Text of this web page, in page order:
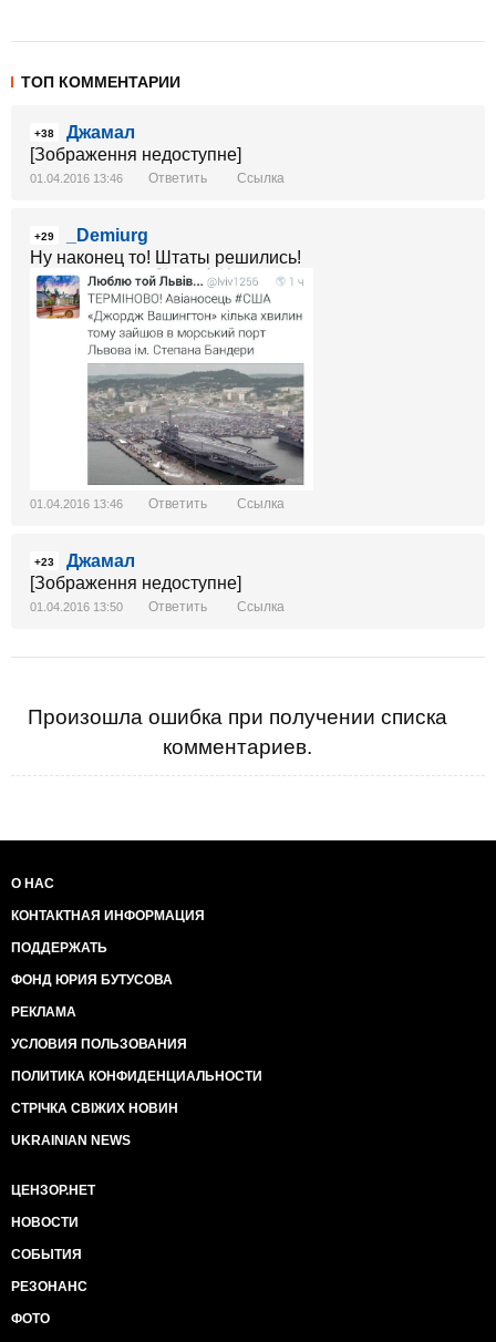
ТОП КОММЕНТАРИИ
+38
Джамал
[Зображення недоступне]
01.04.2016 13:46 Ответить Ссылка
+29
_Demiurg
Ну наконец то! Штаты решились!
01.04.2016 13:46 Ответить Ссылка
+23
Джамал
[Зображення недоступне]
01.04.2016 13:50 Ответить Ссылка
Произошла ошибка при получении списка
комментариев.
О НАС
КОНТАКТНАЯ ИНФОРМАЦИЯ
ПОДДЕРЖАТЬ
ФОНД ЮРИЯ БУТУСОВА
РЕКЛАМА
УСЛОВИЯ ПОЛЬЗОВАНИЯ
ПОЛИТИКА КОНФИДЕНЦИАЛЬНОСТИ
СТРІЧКА СВІЖИХ НОВИН
UKRAINIAN NEWS
ЦЕНЗОР.НЕТ
НОВОСТИ
СОБЫТИЯ
РЕЗОНАНС
ФОТО